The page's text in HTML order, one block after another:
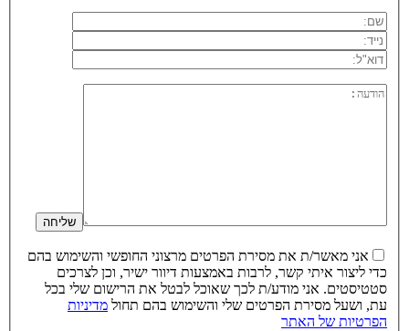
אני מאשר/ת את מסירת הפרטים מרצוני החופשי והשימוש בהם
כדי ליצור איתי קשר, לרבות באמצעות דיוור ישיר, וכן לצרכים
סטטיסטים. אני מודע/ת לכך שאוכל לבטל את הרישום שלי בכל
עת, ושעל מסירת הפרטים שלי והשימוש בהם תחול מדיניות
הפרטיות של האתר